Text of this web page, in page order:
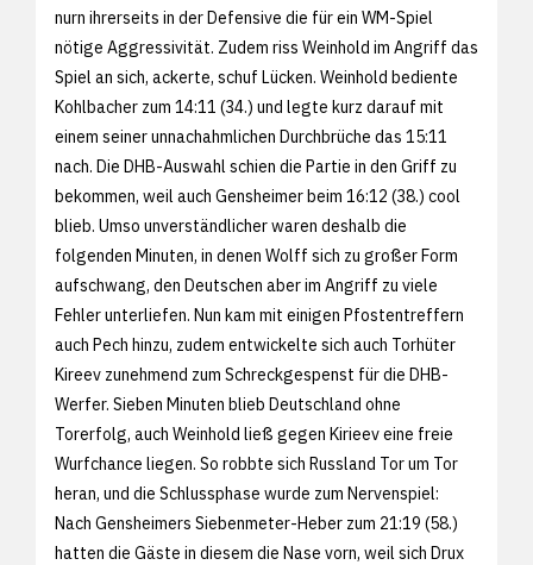
nurn ihrerseits in der Defensive die für ein WM-Spiel
nötige Aggressivität. Zudem riss Weinhold im Angriff das
Spiel an sich, ackerte, schuf Lücken. Weinhold bediente
Kohlbacher zum 14:11 (34.) und legte kurz darauf mit
einem seiner unnachahmlichen Durchbrüche das 15:11
nach. Die DHB-Auswahl schien die Partie in den Griff zu
bekommen, weil auch Gensheimer beim 16:12 (38.) cool
blieb. Umso unverständlicher waren deshalb die
folgenden Minuten, in denen Wolff sich zu großer Form
aufschwang, den Deutschen aber im Angriff zu viele
Fehler unterliefen. Nun kam mit einigen Pfostentreffern
auch Pech hinzu, zudem entwickelte sich auch Torhüter
Kireev zunehmend zum Schreckgespenst für die DHB-
Werfer. Sieben Minuten blieb Deutschland ohne
Torerfolg, auch Weinhold ließ gegen Kirieev eine freie
Wurfchance liegen. So robbte sich Russland Tor um Tor
heran, und die Schlussphase wurde zum Nervenspiel:
Nach Gensheimers Siebenmeter-Heber zum 21:19 (58.)
hatten die Gäste in diesem die Nase vorn, weil sich Drux